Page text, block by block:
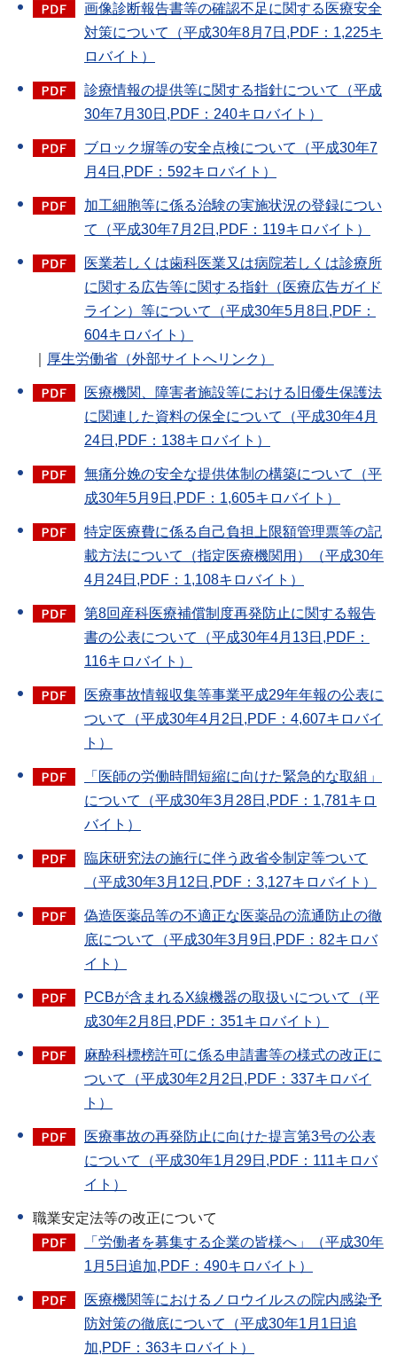
画像診断報告書等の確認不足に関する医療安全
対策について（平成30年8月7日,PDF：1,225キ
ロバイト）
診療情報の提供等に関する指針について（平成
30年7月30日,PDF：240キロバイト）
ブロック塀等の安全点検について（平成30年7
月4日,PDF：592キロバイト）
加工細胞等に係る治験の実施状況の登録につい
て（平成30年7月2日,PDF：119キロバイト）
医業若しくは歯科医業又は病院若しくは診療所
に関する広告等に関する指針（医療広告ガイド
ライン）等について（平成30年5月8日,PDF：
604キロバイト）
厚生労働省（外部サイトへリンク）
医療機関、障害者施設等における旧優生保護法
に関連した資料の保全について（平成30年4月
24日,PDF：138キロバイト）
無痛分娩の安全な提供体制の構築について（平
成30年5月9日,PDF：1,605キロバイト）
特定医療費に係る自己負担上限額管理票等の記
載方法について（指定医療機関用）（平成30年
4月24日,PDF：1,108キロバイト）
第8回産科医療補償制度再発防止に関する報告
書の公表について（平成30年4月13日,PDF：
116キロバイト）
医療事故情報収集等事業平成29年年報の公表に
ついて（平成30年4月2日,PDF：4,607キロバイ
ト）
「医師の労働時間短縮に向けた緊急的な取組」
について（平成30年3月28日,PDF：1,781キロ
バイト）
臨床研究法の施行に伴う政省令制定等ついて
（平成30年3月12日,PDF：3,127キロバイト）
偽造医薬品等の不適正な医薬品の流通防止の徹
底について（平成30年3月9日,PDF：82キロバ
イト）
PCBが含まれるX線機器の取扱いについて（平
成30年2月8日,PDF：351キロバイト）
麻酔科標榜許可に係る申請書等の様式の改正に
ついて（平成30年2月2日,PDF：337キロバイ
ト）
医療事故の再発防止に向けた提言第3号の公表
について（平成30年1月29日,PDF：111キロバ
イト）
職業安定法等の改正について
「労働者を募集する企業の皆様へ」（平成30年
1月5日追加,PDF：490キロバイト）
医療機関等におけるノロウイルスの院内感染予
防対策の徹底について（平成30年1月1日追
加,PDF：363キロバイト）